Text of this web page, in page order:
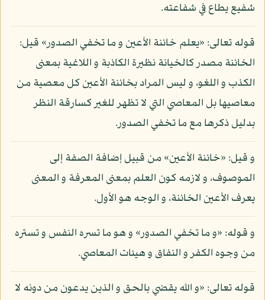
شفيع يطاع في شفاعته.
قوله تعالى: «يعلم خائنة الأعين و ما تخفي الصدور» قيل:
الخائنة مصدر كالخيانة نظيرة الكاذبة و اللاغية بمعنى
الكذب و اللغو، و ليس المراد بخائنة الأعين كل معصية من
معاصيها بل المعاصي التي لا تظهر للغير كسارقة النظر
بدليل ذكرها مع ما تخفي الصدور.
و قيل: «خائنة الأعين» من قبيل إضافة الصفة إلى
الموصوف، و لازمه كون العلم بمعنى المعرفة و المعنى
يعرف الأعين الخائنة، و الوجه هو الأول.
و قوله: «و ما تخفي الصدور» و هو ما تسره النفس و تستره
من وجوه الكفر و النفاق و هيئات المعاصي.
قوله تعالى: «و الله يقضي بالحق و الذين يدعون من دونه لا